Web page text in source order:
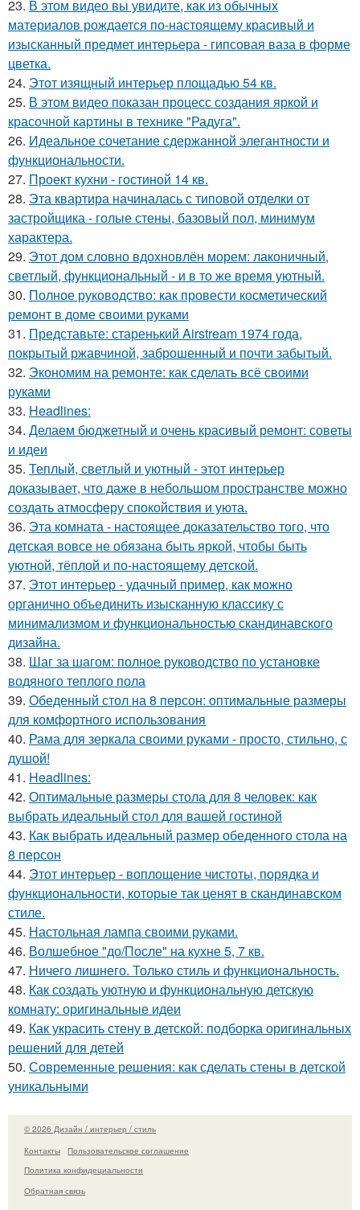
23. В этом видео вы увидите, как из обычных
материалов рождается по-настоящему красивый и
изысканный предмет интерьера - гипсовая ваза в форме
цветка.
24. Этот изящный интерьер площадью 54 кв.
25. В этом видео показан процесс создания яркой и
красочной картины в технике "Радуга".
26. Идеальное сочетание сдержанной элегантности и
функциональности.
27. Проект кухни - гостиной 14 кв.
28. Эта квартира начиналась с типовой отделки от
застройщика - голые стены, базовый пол, минимум
характера.
29. Этот дом словно вдохновлён морем: лаконичный,
светлый, функциональный - и в то же время уютный.
30. Полное руководство: как провести косметический
ремонт в доме своими руками
31. Представьте: старенький Airstream 1974 года,
покрытый ржавчиной, заброшенный и почти забытый.
32. Экономим на ремонте: как сделать всё своими
руками
33. Headlines:
34. Делаем бюджетный и очень красивый ремонт: советы
и идеи
35. Теплый, светлый и уютный - этот интерьер
доказывает, что даже в небольшом пространстве можно
создать атмосферу спокойствия и уюта.
36. Эта комната - настоящее доказательство того, что
детская вовсе не обязана быть яркой, чтобы быть
уютной, тёплой и по-настоящему детской.
37. Этот интерьер - удачный пример, как можно
органично объединить изысканную классику с
минимализмом и функциональностью скандинавского
дизайна.
38. Шаг за шагом: полное руководство по установке
водяного теплого пола
39. Обеденный стол на 8 персон: оптимальные размеры
для комфортного использования
40. Рама для зеркала своими руками - просто, стильно, с
душой!
41. Headlines:
42. Оптимальные размеры стола для 8 человек: как
выбрать идеальный стол для вашей гостиной
43. Как выбрать идеальный размер обеденного стола на
8 персон
44. Этот интерьер - воплощение чистоты, порядка и
функциональности, которые так ценят в скандинавском
стиле.
45. Настольная лампа своими руками.
46. Волшебное "до/После" на кухне 5, 7 кв.
47. Ничего лишнего. Только стиль и функциональность.
48. Как создать уютную и функциональную детскую
комнату: оригинальные идеи
49. Как украсить стену в детской: подборка оригинальных
решений для детей
50. Современные решения: как сделать стены в детской
уникальными
© 2026 Дизайн / интерьер / стиль
Контакты
Пользовательское соглашение
Политика конфидециальности
Обратная связь